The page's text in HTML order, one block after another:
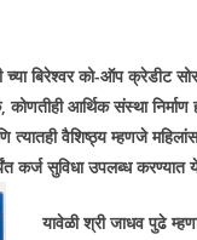
च्या बिरेश्वर को-ऑप क्रेडीट
आर्थिक संस्था
त्यातही वैशिष्ठ्य म्हणजे
कर्ज सुविधा उपलब्ध
यावेळी श्री जाधव पुढे